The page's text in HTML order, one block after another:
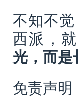
不知不
西派，
光，而是
免责声明